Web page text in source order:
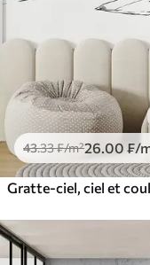
43.33₣/m²26 .00 ₣/
Gratte-ciel, ciel et